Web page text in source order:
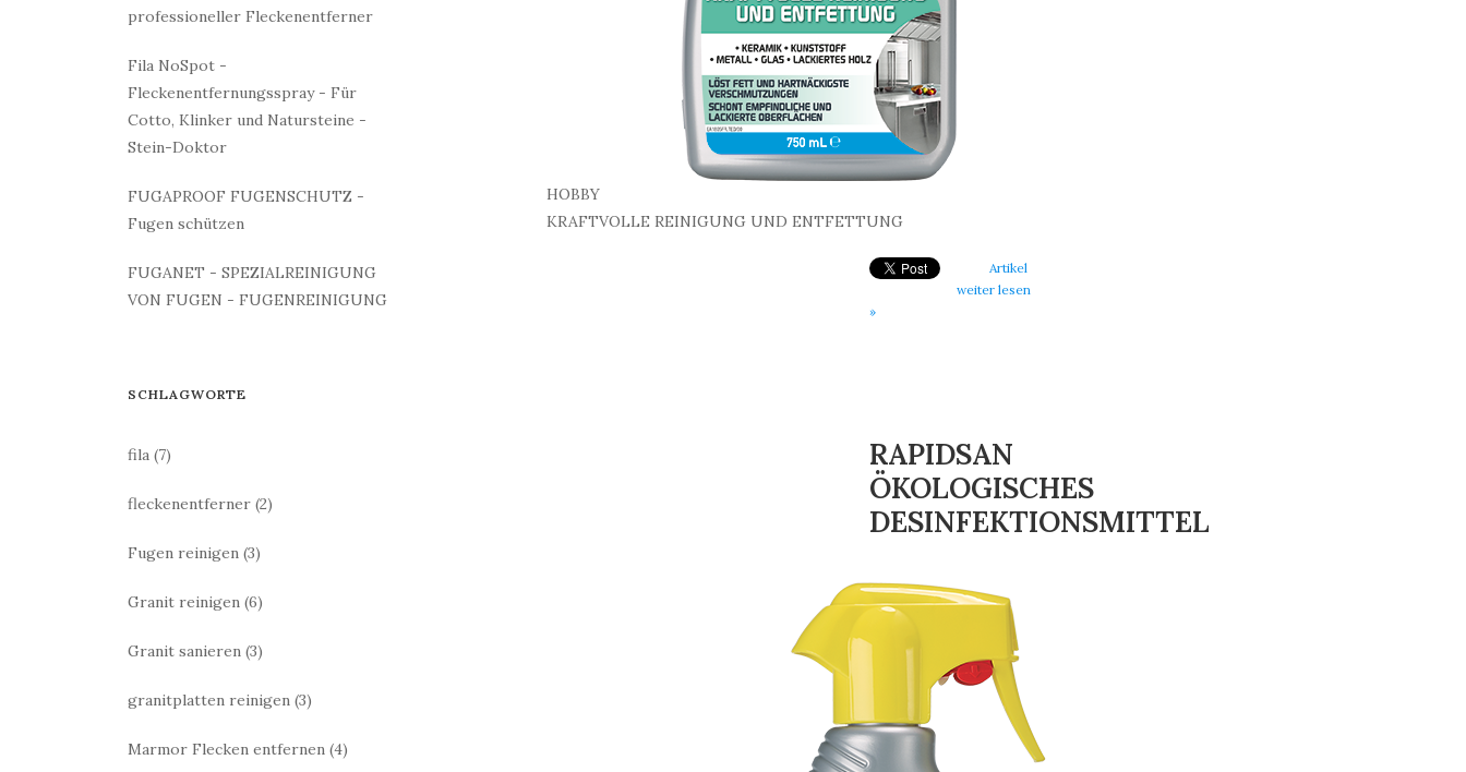
HOBBY
KRAFTVOLLE REINIGUNG UND ENTFETTUNG
Artikel
weiter lesen
»
RAPIDSAN
ÖKOLOGISCHES
DESINFEKTIONSMITTEL
professioneller Fleckenentferner
Fila NoSpot -
Fleckenentfernungsspray - Für
Cotto, Klinker und Natursteine -
Stein-Doktor
FUGAPROOF FUGENSCHUTZ -
Fugen schützen
FUGANET - SPEZIALREINIGUNG
VON FUGEN - FUGENREINIGUNG
SCHLAGWORTE
fila (7)
fleckenentferner (2)
Fugen reinigen (3)
Granit reinigen (6)
Granit sanieren (3)
granitplatten reinigen (3)
Marmor Flecken entfernen (4)